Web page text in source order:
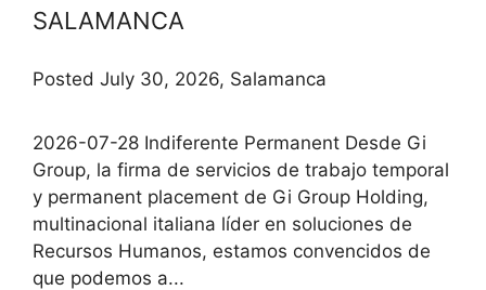
SALAMANCA
Posted July 30, 2026, Salamanca
2026-07-28 Indiferente Permanent Desde Gi
Group, la firma de servicios de trabajo temporal
y permanent placement de Gi Group Holding,
multinacional italiana líder en soluciones de
Recursos Humanos, estamos convencidos de
que podemos a...